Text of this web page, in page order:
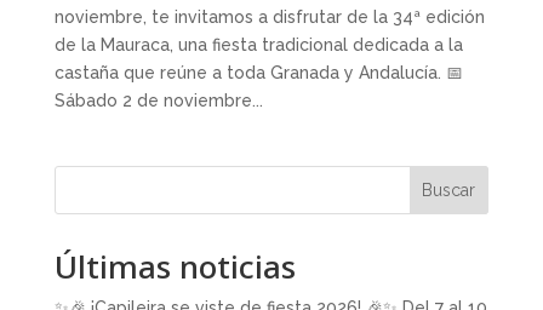
noviembre, te invitamos a disfrutar de la 34ª edición
de la Mauraca, una fiesta tradicional dedicada a la
castaña que reúne a toda Granada y Andalucía. 📅
Sábado 2 de noviembre...
Buscar
Últimas noticias